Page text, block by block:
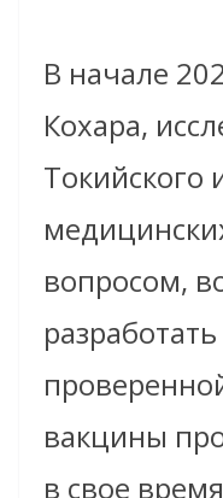
В начале
Кохара,
Токийского
вопросом,
вакцины
в свое